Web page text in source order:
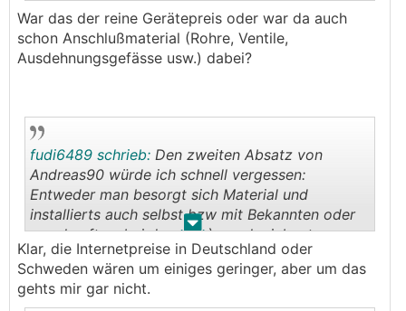
..
War das der reine Gerätepreis oder war da auch
schon Anschlußmaterial (Rohre, Ventile,
Ausdehnungsgefässe usw.) dabei?
. .
fudi6489 schrieb: Den zweiten Absatz von
Andreas90 würde ich schnell vergessen:
Entweder man besorgt sich Material und
installierts auch selbst bzw mit Bekannten oder
man kauft es bei dem der`s auch einbaut.
Klar, die Internetpreise in Deutschland oder
Schweden wären um einiges geringer, aber um das
gehts mir gar nicht.